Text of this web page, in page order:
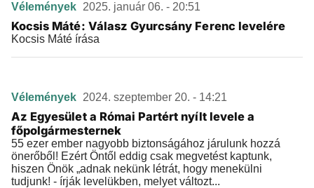
Vélemények 2025. január 06. - 20:51
Kocsis Máté: Válasz Gyurcsány Ferenc levelére
Kocsis Máté írása
Vélemények 2024. szeptember 20. - 14:21
Az Egyesület a Római Partért nyílt levele a
főpolgármesternek
55 ezer ember nagyobb biztonságához járulunk hozzá
önerőből! Ezért Öntől eddig csak megvetést kaptunk,
hiszen Önök „adnak nekünk létrát, hogy menekülni
tudjunk! - írják levelükben, melyet változt...